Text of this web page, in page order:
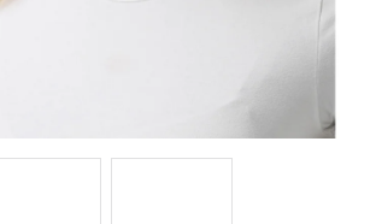
cookies